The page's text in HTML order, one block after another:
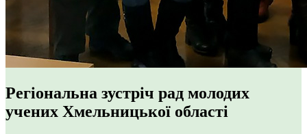
Регіональна зустріч рад молодих
учених Хмельницької області